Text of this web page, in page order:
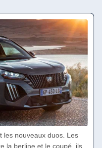
les nouveaux duos. Les
la berline et le coupé, ils